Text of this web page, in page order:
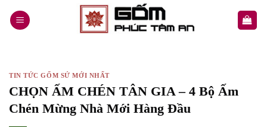
TIN TỨC GỐM SỨ MỚI NHẤT
CHỌN ẤM CHÉN TÂN GIA – 4 Bộ Ấm
Chén Mừng Nhà Mới Hàng Đầu